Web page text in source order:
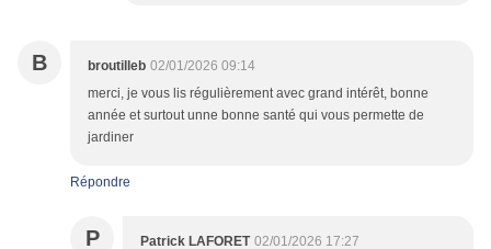
B broutilleb 02/01/2026 09:14
merci, je vous lis régulièrement avec grand intérêt, bonne
année et surtout unne bonne santé qui vous permette de
jardiner
Répondre
P Patrick LAFORET 02/01/2026 17:27